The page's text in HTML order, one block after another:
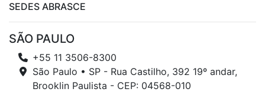
SEDES ABRASCE
SÃO PAULO
+55 11 3506-8300
São Paulo • SP - Rua Castilho, 392 19º andar,
Brooklin Paulista - CEP: 04568-010